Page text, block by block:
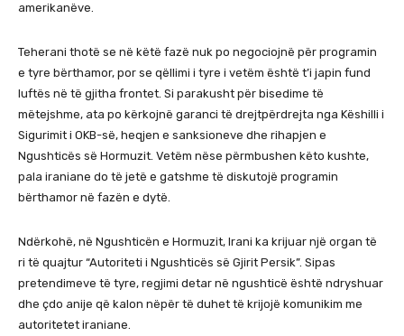
amerikanëve.
Teherani thotë se në këtë fazë nuk po negociojnë për programin
e tyre bërthamor, por se qëllimi i tyre i vetëm është t’i japin fund
luftës në të gjitha frontet. Si parakusht për bisedime të
mëtejshme, ata po kërkojnë garanci të drejtpërdrejta nga Këshilli i
Sigurimit i OKB-së, heqjen e sanksioneve dhe rihapjen e
Ngushticës së Hormuzit. Vetëm nëse përmbushen këto kushte,
pala iraniane do të jetë e gatshme të diskutojë programin
bërthamor në fazën e dytë.
Ndërkohë, në Ngushticën e Hormuzit, Irani ka krijuar një organ të
ri të quajtur “Autoriteti i Ngushticës së Gjirit Persik”. Sipas
pretendimeve të tyre, regjimi detar në ngushticë është ndryshuar
dhe çdo anije që kalon nëpër të duhet të krijojë komunikim me
autoritetet iraniane.